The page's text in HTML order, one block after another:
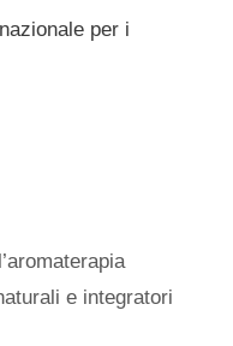
per i
e integratori